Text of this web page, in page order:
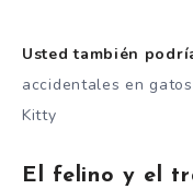
Usted también
accidentales en
Kitty
El felino y el